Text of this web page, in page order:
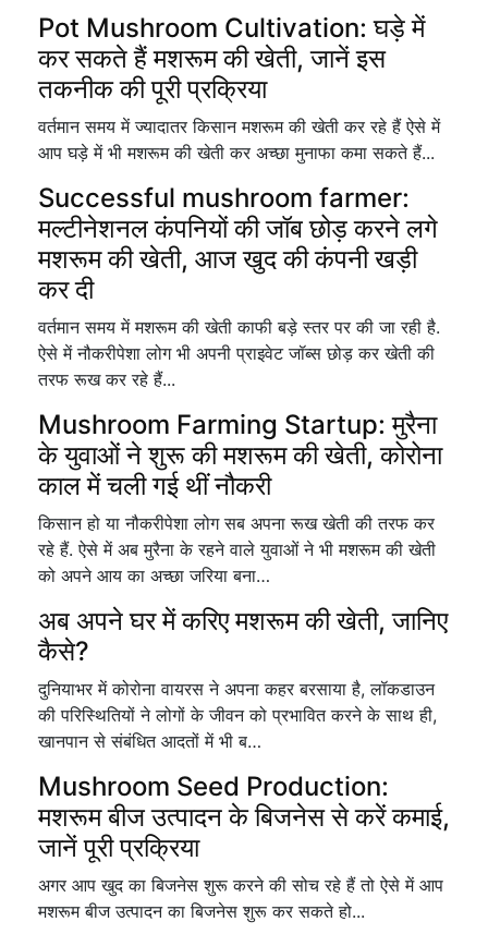
Pot Mushroom Cultivation: घड़े में
कर सकते हैं मशरूम की खेती, जानें इस
तकनीक की पूरी प्रक्रिया
वर्तमान समय में ज्यादातर किसान मशरूम की खेती कर रहे हैं ऐसे में
आप घड़े में भी मशरूम की खेती कर अच्छा मुनाफा कमा सकते हैं...
Successful mushroom farmer:
मल्टीनेशनल कंपनियों की जॉब छोड़ करने लगे
मशरूम की खेती, आज खुद की कंपनी खड़ी
कर दी
वर्तमान समय में मशरूम की खेती काफी बड़े स्तर पर की जा रही है.
ऐसे में नौकरीपेशा लोग भी अपनी प्राइवेट जॉब्स छोड़ कर खेती की
तरफ रूख कर रहे हैं...
Mushroom Farming Startup: मुरैना
के युवाओं ने शुरू की मशरूम की खेती, कोरोना
काल में चली गई थीं नौकरी
किसान हो या नौकरीपेशा लोग सब अपना रूख खेती की तरफ कर
रहे हैं. ऐसे में अब मुरैना के रहने वाले युवाओं ने भी मशरूम की खेती
को अपने आय का अच्छा जरिया बना…
अब अपने घर में करिए मशरूम की खेती, जानिए
कैसे?
दुनियाभर में कोरोना वायरस ने अपना कहर बरसाया है, लॉकडाउन
की परिस्थितियों ने लोगों के जीवन को प्रभावित करने के साथ ही,
खानपान से संबंधित आदतों में भी ब…
Mushroom Seed Production:
मशरूम बीज उत्पादन के बिजनेस से करें कमाई,
जानें पूरी प्रक्रिया
अगर आप खुद का बिजनेस शुरू करने की सोच रहे हैं तो ऐसे में आप
मशरूम बीज उत्पादन का बिजनेस शुरू कर सकते हो...